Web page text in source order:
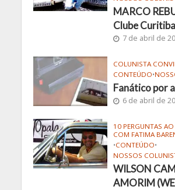
MARCO
Clube
7 de abril de
COLUNISTA
CONTEÚDO•
Fanático por
6 de abril de
10 PERGUNTAS AO
COM FATIMA
•CONTEÚDO•
NOSSOS
WILSON
AMORIM